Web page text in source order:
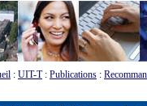
: UIT-T: Publications :